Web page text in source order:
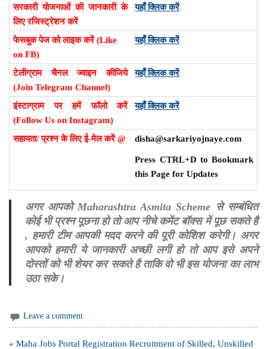
सरकारी योजनाओं की जानकारी के
लिए रजिस्ट्रेशन करें
यहाँ क्लिक करें
फेसबुक पेज को लाइक करें (Like
on FB)
यहाँ क्लिक करें
टेलीग्राम चैनल ज्वाइन कीजिये
(Join Telegram Channel)
यहाँ क्लिक करें
इंस्टाग्राम पर हमें फॉलो करें
(Follow Us on Instagram)
यहाँ क्लिक करें
सहायता/ प्रश्न के लिए ई-मेल करें @ disha@sarkariyojnaye.com
Press CTRL+D to Bookmark
this Page for Updates
अगर आपको Maharashtra Asmita Scheme से सम्बंधित
कोई भी प्रश्न पूछना हो तो आप नीचे कमेंट बॉक्स में पूछ सकते है
, हमारी टीम आपकी मदद करने की पूरी कोशिश करेगी। अगर
आपको हमारी ये जानकारी अच्छी लगी हो तो आप इसे अपने
दोस्तों को भी शेयर कर सकते है ताकि वो भी इस योजना का लाभ
उठा सके।
Leave a comment
Post
« Maha Jobs Portal Registration Recruitment of Skilled, Unskilled